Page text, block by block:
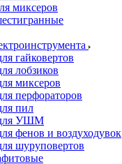
миксеров
гайковертов
лобзиков
миксеров
перфораторов
пил
для УШМ
фенов и воздуходувок
шуруповертов